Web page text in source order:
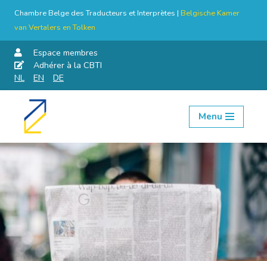
Chambre Belge des Traducteurs et Interprètes | Belgische Kamer
van Vertalers en Tolken
Espace membres
Adhérer à la CBTI
NL
EN DE
Aller
contenu
Menu